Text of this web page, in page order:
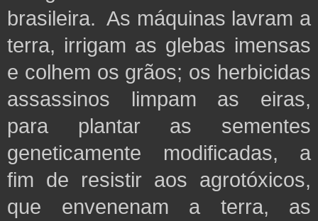
brasileira. As máquinas lavram a
terra, irrigam as glebas imensas
e colhem os grãos; os herbicidas
assassinos limpam as eiras,
para plantar as sementes
geneticamente modificadas, a
fim de resistir aos agrotóxicos,
que envenenam a terra, as